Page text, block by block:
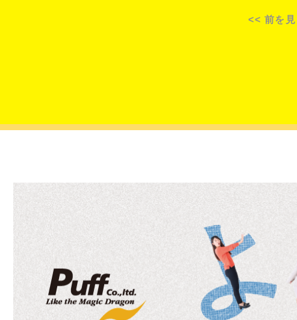
<< 前を見